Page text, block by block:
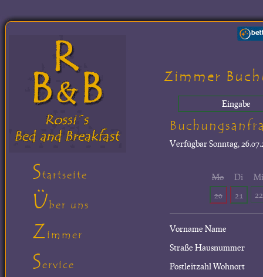
Zimmer
Eingabe
VerfügbarSonntag,
Mo
20
Di
21
22
Vorname Name
Straße Hausnummer
Postleitzahl Wohnort
Startseite
Über uns
Zimmer
Service